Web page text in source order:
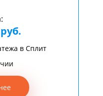
в Сплит